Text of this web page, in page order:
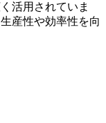
活用されていま
産性や効率性を向